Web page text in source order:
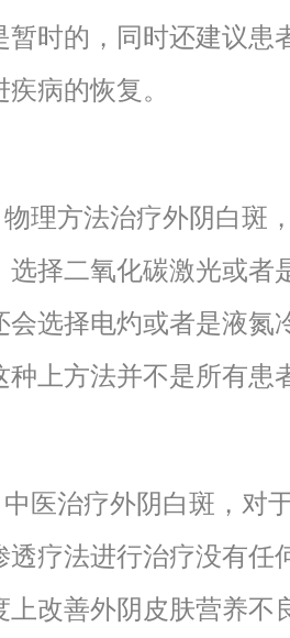
暂时的，同时还建议患
疾病的恢复。
方法治疗外阴白斑
选择二氧化碳激光或者
会选择电灼或者是液氮
种上方法并不是所有患
治疗外阴白斑，对
透疗法进行治疗没有任
上改善外阴皮肤营养不